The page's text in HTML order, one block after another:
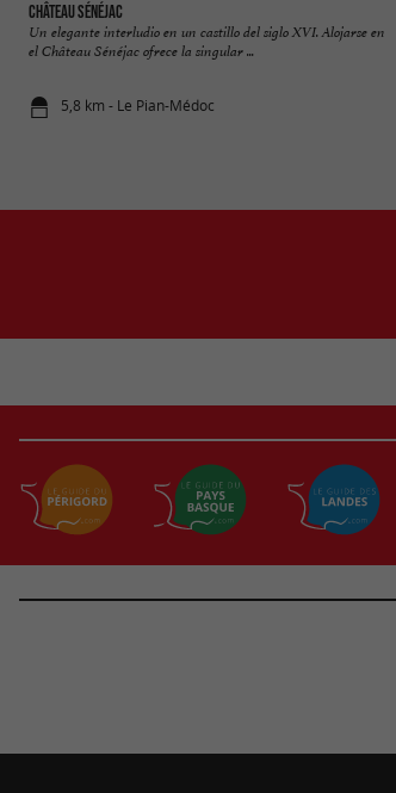
Château Sénéjac
Un elegante interludio en un castillo del siglo XVI. Alojarse en
el Château Sénéjac ofrece la singular ...
5,8 km - Le Pian-Médoc